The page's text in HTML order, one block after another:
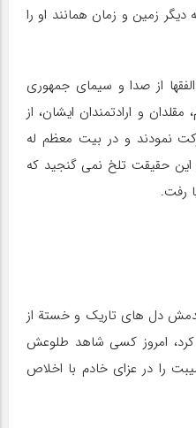
زمین و زمان همانند او را
از صدا و سیمای جمهوری
و ارادتمندان ایشان، از
نمودند و در بیت معظم له
حقیقت تلخ نمی گنجید که
رفت.
دل های تاریک و خستة از
امروز کسی شاهد طلوعش
را در عزای خادم با اخلاص